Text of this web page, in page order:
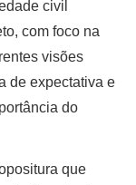
civil
com foco na
visões
de expectativa e
do
que